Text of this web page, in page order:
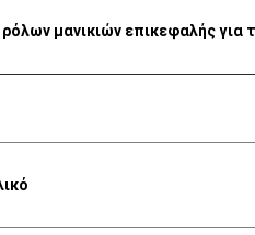
μανικιών επικεφαλής για